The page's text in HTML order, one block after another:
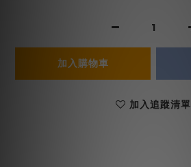
加入購物車
加入追蹤清單